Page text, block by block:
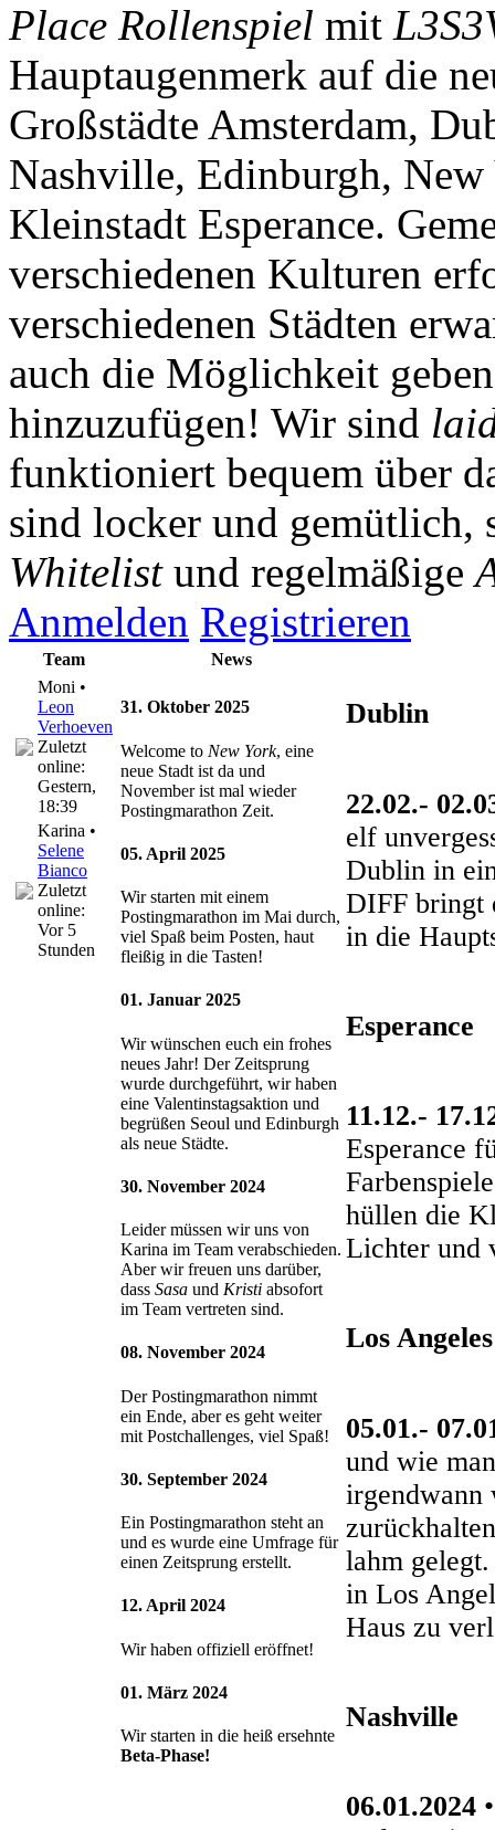
Place Rollenspiel mit
Hauptaugenmerk auf die
Großstädte Amsterdam,
Nashville, Edinburgh,
Kleinstadt Esperance.
verschiedenen Kulturen
verschiedenen Städten
auch die Möglichkeit
hinzuzufügen! Wir sind
funktioniert bequem über
sind locker und gemütlich,
Whitelistund regelmäßige
Anmelden Registrieren
Team
News
Moni •
Leon
Verhoeven
Zuletzt
online:
Gestern,
18:39
Karina •
Selene
Bianco
Zuletzt
online:
Vor 5
Stunden
31. Oktober 2025
Welcome to New York, eine
neue Stadt ist da und
November ist mal wieder
Postingmarathon Zeit.
05. April 2025
Wir starten mit einem
Postingmarathon im Mai durch,
viel Spaß beim Posten, haut
fleißig in die Tasten!
01. Januar 2025
Wir wünschen euch ein frohes
neues Jahr! Der Zeitsprung
wurde durchgeführt, wir haben
eine Valentinstagsaktion und
begrüßen Seoul und Edinburgh
als neue Städte.
30. November 2024
Leider müssen wir uns von
Karina im Team verabschieden.
Aber wir freuen uns darüber,
dass Sasa und Kristi absofort
im Team vertreten sind.
08. November 2024
Der Postingmarathon nimmt
ein Ende, aber es geht weiter
mit Postchallenges, viel Spaß!
30. September 2024
Ein Postingmarathon steht an
und es wurde eine Umfrage für
einen Zeitsprung erstellt.
12. April 2024
Wir haben offiziell eröffnet!
01. März 2024
Wir starten in die heiß ersehnte
Beta-Phase!
Dublin
22.02.-
elf
Dublin in
DIFF bringt
in die
Esperance
11.12.-
Esperance
hüllen die
Lichter und
Los Angeles
05.01.-
und wie
irgendwann
lahm
in Los
Haus zu
Nashville
06.01.2024